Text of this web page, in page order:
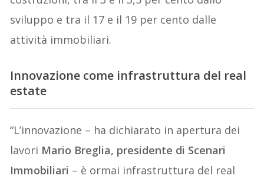
sviluppo e tra il 17 e il 19 per cento dalle
attività immobiliari.
Innovazione come infrastruttura del real
estate
“L’innovazione – ha dichiarato in apertura dei
lavori Mario Breglia, presidente di Scenari
Immobiliari – è ormai infrastruttura del real